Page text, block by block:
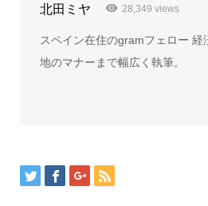
北田ミヤ 28,349 views
スペイン在住のgramフェロー 経
地のマナーまで幅広く執筆。